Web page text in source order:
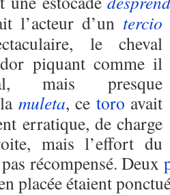
l’acteur d’un tercio
le cheval
piquant comme il
mais presque
muleta, ce toro avait
erratique, de charge
mais l’effort du
récompensé. Deux
placée étaient